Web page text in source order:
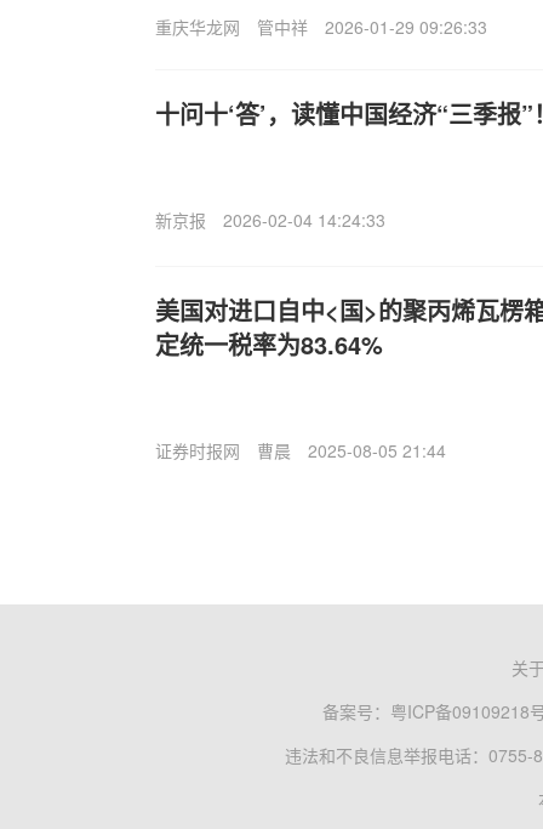
重庆华龙网 管中祥 2026-01-29 09:26:33
十问十‘答’，读懂中国经济“三季报”
新京报 2026-02-04 14:24:33
美国对进口自中<国>的聚丙烯瓦楞
定统一税率为83.64%
证券时报网 曹晨 2025-08-05 21:44
关
备案号： 粤ICP备09109218
违法和不良信息举报电话：0755-